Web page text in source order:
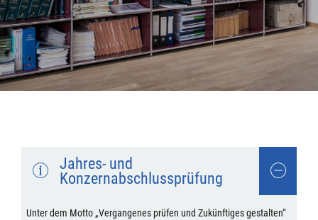
Jahres- und
Konzernabschlussprüfung
Unter dem Motto „Vergangenes prüfen und Zukünftiges gestalten“